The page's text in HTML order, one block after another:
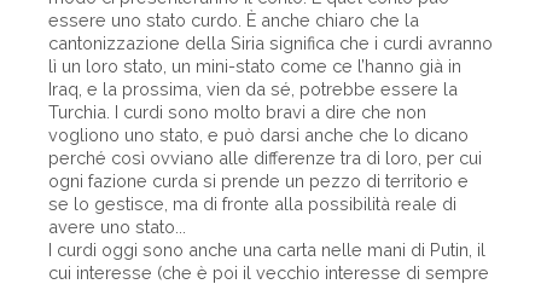
essere uno stato curdo. È anche chiaro che la
cantonizzazione della Siria significa che i curdi avranno
lì un loro stato, un mini-stato come ce l’hanno già in
Iraq, e la prossima, vien da sé, potrebbe essere la
Turchia. I curdi sono molto bravi a dire che non
vogliono uno stato, e può darsi anche che lo dicano
perché così ovviano alle differenze tra di loro, per cui
ogni fazione curda si prende un pezzo di territorio e
se lo gestisce, ma di fronte alla possibilità reale di
avere uno stato...
I curdi oggi sono anche una carta nelle mani di Putin, il
cui interesse (che è poi il vecchio interesse di sempre